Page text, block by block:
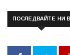
ПОСЛЕДВАЙТЕ НИ В